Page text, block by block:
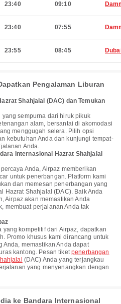
23:40 09:10
23:40 07:55
23:55 08:45
Pengalaman Liburan
Shahjalal (DAC) dan Temukan
sempurna dari hiruk pikuk
alam, bersantai di akomodasi
menggugah selera. Pilih opsi
kebutuhan Anda dan kunjungi tempat-
Anda.
Internasional Hazrat Shahjalal
Anda, Airpaz memberikan
untuk penerbangan. Platform kami
dan memesan penerbangan yang
Hazrat Shahjalal (DAC). Baik Anda
Airpaz akan memastikan Anda
membuat perjalanan Anda tak
kompetitif dari Airpaz, dapatkan
Promo khusus kami dirancang untuk
memastikan Anda dapat
kantong. Pesan tiketpenerbangan
(DAC) Anda yang terjangkau
yang menyenangkan dengan
ke Bandara Internasional